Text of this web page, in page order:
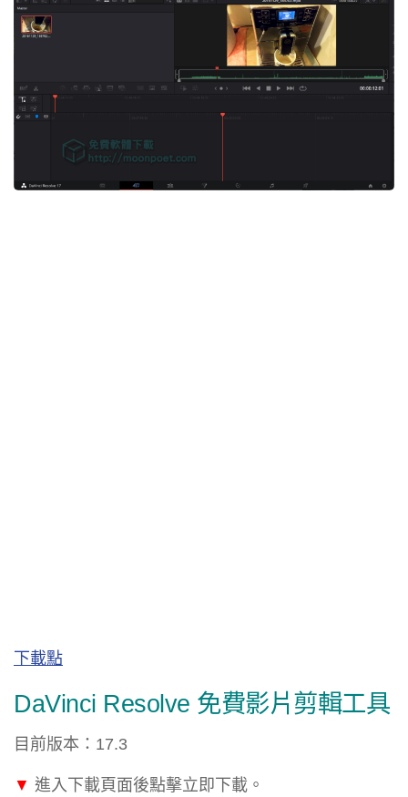
下載點
DaVinci Resolve 免費影片剪輯工具
目前版本：17.3
▼ 進入下載頁面後點擊立即下載。